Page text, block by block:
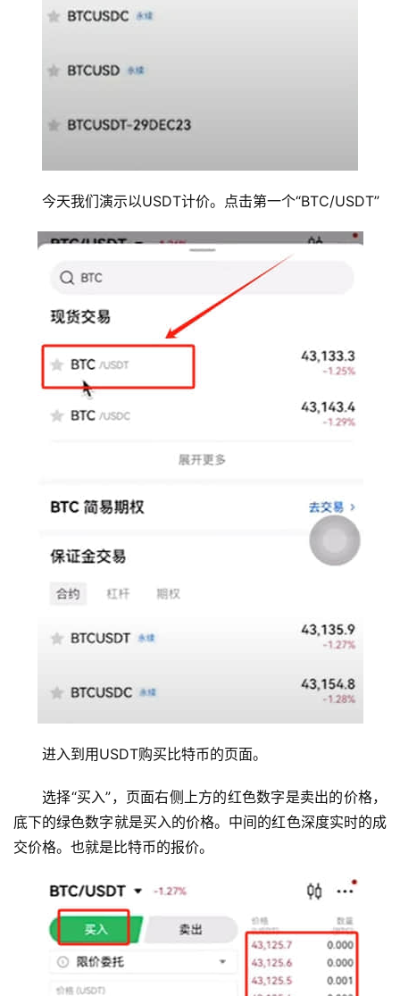
今天我们演示以USDT计价。点击第一个“BTC/USDT”
进入到用USDT购买比特币的页面。
选择“买入”，页面右侧上方的红色数字是卖出的价格，
底下的绿色数字就是买入的价格。中间的红色深度实时的成
交价格。也就是比特币的报价。